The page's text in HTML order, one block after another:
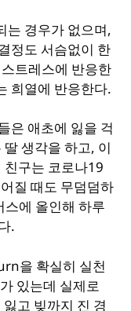
는 경우가 없으며,
정도 서슴없이 한
트레스에 반응한
희열에 반응한다.
은 애초에 잃을 걱
생각을 하고, 이
친구는 코로나19
질 때도 무덤덤하
스에 올인해 하루
.
을 확실히 실천
있는데 실제로
고 빚까지 진 경